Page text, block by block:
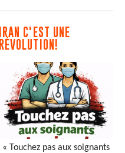
IRAN C'EST UNE
RÉVOLUTION!
« Touchez pas aux soignants